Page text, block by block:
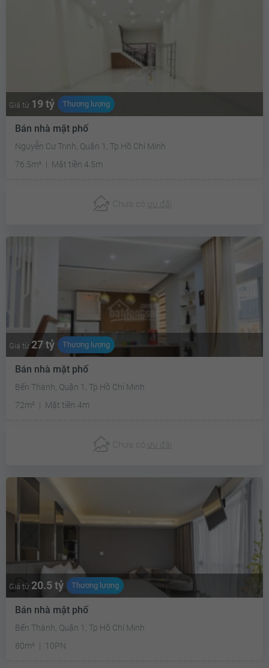
Giá từ 19 tỷ Thương lượng
Bán nhà mặt phố
Nguyễn Cư Trinh, Quận 1, Tp Hồ Chí Minh
76.5m²
Mặt tiền 4.5m
Chưa có ưu đãi
Giá từ27 tỷ Thương lượng
Bán nhà mặt phố
Bến Thành, Quận 1, Tp Hồ Chí Minh
72m²
Mặt tiền 4m
Chưa có ưu đãi
Giá từ 20.5 tỷ Thương lượng
Bán nhà mặt phố
Bến Thành, Quận 1, Tp Hồ Chí Minh
80m²
10PN